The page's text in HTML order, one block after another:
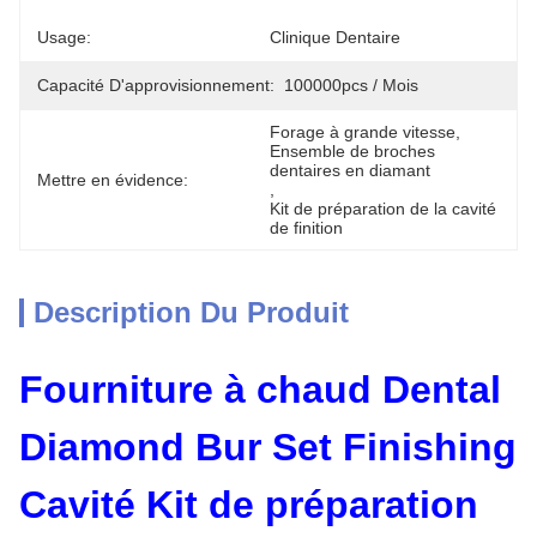
Usage: Clinique Dentaire
Capacité D'approvisionnement: 100000pcs / Mois
Mettre en évidence:
Forage à grande vitesse
Ensemble de broches
dentaires en diamant
Kit de préparation de la cavité
de finition
Description Du Produit
Fourniture à chaud Dental
Diamond Bur Set Finishing
Cavité Kit de préparation